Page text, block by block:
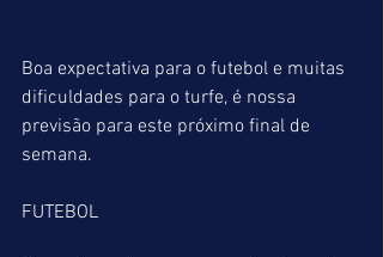
Boa expectativa para o futebol e muitas
dificuldades para o turfe, é nossa
previsão para este próximo final de
semana.
FUTEBOL